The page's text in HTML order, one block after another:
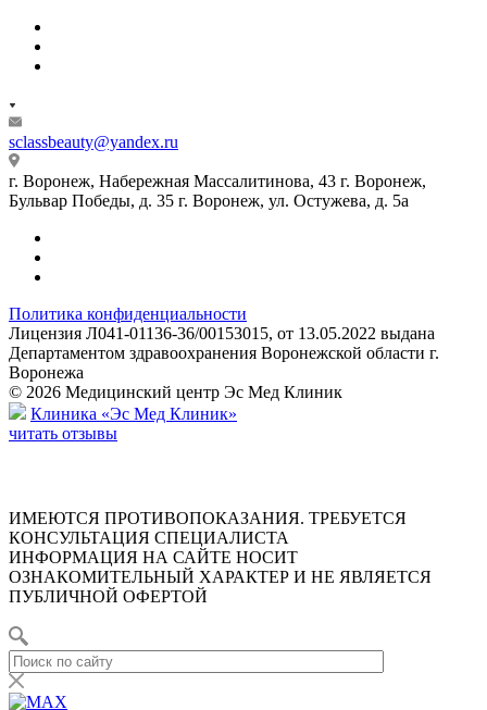
sclassbeauty@yandex.ru
г. Воронеж, Набережная Массалитинова, 43 г. Воронеж,
Бульвар Победы, д. 35 г. Воронеж, ул. Остужева, д. 5а
Политика конфиденциальности
Лицензия Л041-01136-36/00153015, от 13.05.2022 выдана
Департаментом здравоохранения Воронежской области г.
Воронежа
© 2026 Медицинский центр Эс Мед Клиник
Клиника «Эс Мед Клиник»
читать отзывы
ИМЕЮТСЯ ПРОТИВОПОКАЗАНИЯ. ТРЕБУЕТСЯ
КОНСУЛЬТАЦИЯ СПЕЦИАЛИСТА
ИНФОРМАЦИЯ НА САЙТЕ НОСИТ
ОЗНАКОМИТЕЛЬНЫЙ ХАРАКТЕР И НЕ ЯВЛЯЕТСЯ
ПУБЛИЧНОЙ ОФЕРТОЙ